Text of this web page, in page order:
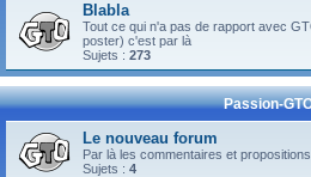
Blabla
Tout ce qui n'a pas de rapport avec
poster) c'est par là
Sujets : 273
Passion-
Le nouveau forum
Par là les commentaires et
Sujets : 4